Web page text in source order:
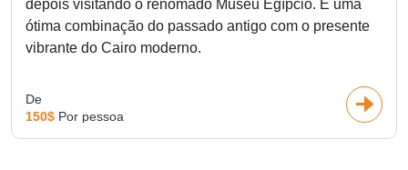
depois visitando o renomado Museu Egípcio. É uma
ótima combinação do passado antigo com o presente
vibrante do Cairo moderno.
De
150$ Por pessoa